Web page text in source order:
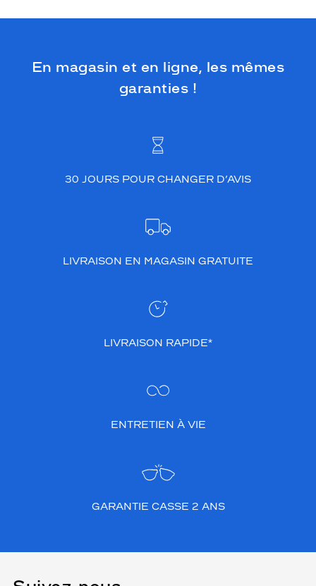
En magasin et en ligne, les mêmes
garanties !
30 JOURS POUR CHANGER D’AVIS
LIVRAISON EN MAGASIN GRATUITE
LIVRAISON RAPIDE*
ENTRETIEN À VIE
GARANTIE CASSE 2 ANS